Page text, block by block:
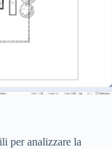
per analizzare la